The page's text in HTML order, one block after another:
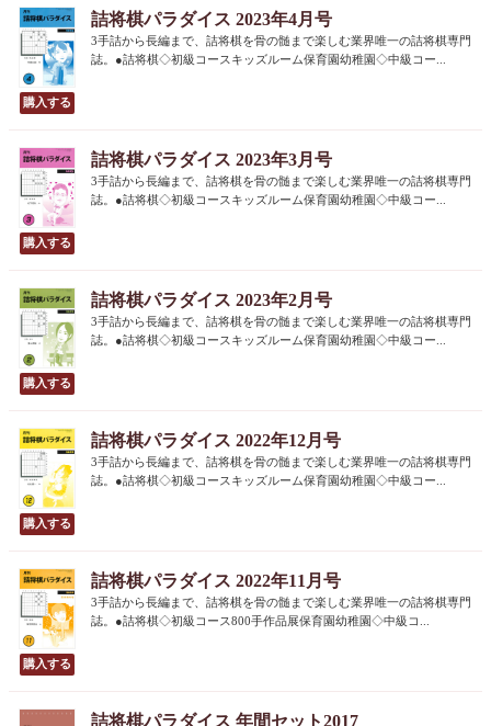
詰将棋パラダイス 2023年4月号
3手詰から長編まで、詰将棋を骨の髄まで楽しむ業界唯一の詰将棋専門
誌。●詰将棋◇初級コースキッズルーム保育園幼稚園◇中級コー...
詰将棋パラダイス 2023年3月号
3手詰から長編まで、詰将棋を骨の髄まで楽しむ業界唯一の詰将棋専門
誌。●詰将棋◇初級コースキッズルーム保育園幼稚園◇中級コー...
詰将棋パラダイス 2023年2月号
3手詰から長編まで、詰将棋を骨の髄まで楽しむ業界唯一の詰将棋専門
誌。●詰将棋◇初級コースキッズルーム保育園幼稚園◇中級コー...
詰将棋パラダイス 2022年12月号
3手詰から長編まで、詰将棋を骨の髄まで楽しむ業界唯一の詰将棋専門
誌。●詰将棋◇初級コースキッズルーム保育園幼稚園◇中級コー...
詰将棋パラダイス 2022年11月号
3手詰から長編まで、詰将棋を骨の髄まで楽しむ業界唯一の詰将棋専門
誌。●詰将棋◇初級コース800手作品展保育園幼稚園◇中級コ...
詰将棋パラダイス 年間セット2017